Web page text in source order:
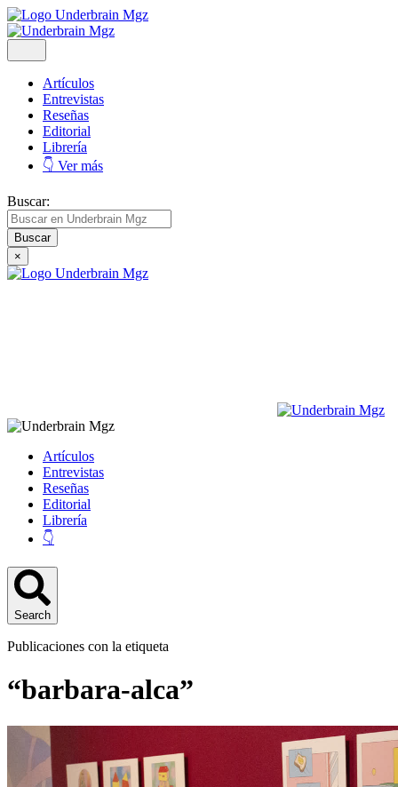
Artículos
Entrevistas
Reseñas
Editorial
Librería
👇 Ver más
Buscar:
×
Artículos
Entrevistas
Reseñas
Editorial
Librería
👇
Search
Publicaciones con la etiqueta
“barbara-alca”